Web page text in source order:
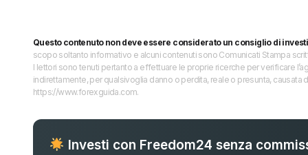
Questo contenuto non deve essere considerato un consiglio di
scopo soltanto informativo e alcuni contenuti sono Comunicati Stampa
I lettori sono tenuti pertanto a effettuare le proprie ricerche per verificare
indirettamente, per qualsivoglia danno o perdita, reale o presunta,
https://www.forexguida.com.
Investi con Freedom24 senza